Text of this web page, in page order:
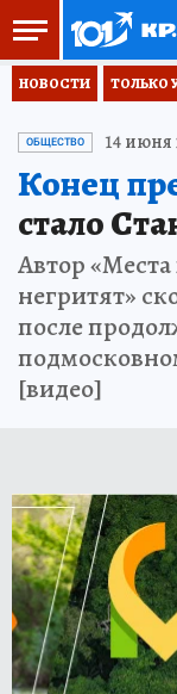
НОВОСТИ ТОЛЬКО
ОБЩЕСТВО 14 июня
Конец
стало
Автор
негритят»
после
[видео]